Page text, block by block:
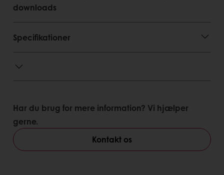
downloads
Specifikationer
Har du brug for mere information? Vi hjælper
gerne.
Kontakt os